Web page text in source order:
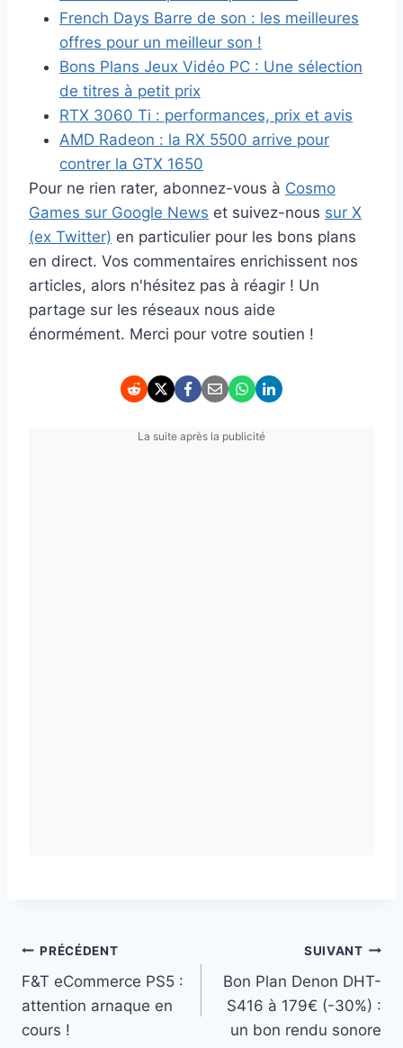
French Days Barre de son : les meilleures
offres pour un meilleur son !
Bons Plans Jeux Vidéo PC : Une sélection
de titres à petit prix
RTX 3060 Ti : performances, prix et avis
AMD Radeon : la RX 5500 arrive pour
contrer la GTX 1650
Pour ne rien rater, abonnez-vous à Cosmo
Games sur Google News et suivez-nous sur X
(ex Twitter) en particulier pour les bons plans
en direct. Vos commentaires enrichissent nos
articles, alors n'hésitez pas à réagir ! Un
partage sur les réseaux nous aide
énormément. Merci pour votre soutien !
La suite après la publicité
Navigation
de
l’article
PRÉCÉDENT
F&T eCommerce PS5 :
attention arnaque en
cours !
SUIVANT
Bon Plan Denon DHT-
S416 à 179€ (-30%) :
un bon rendu sonore